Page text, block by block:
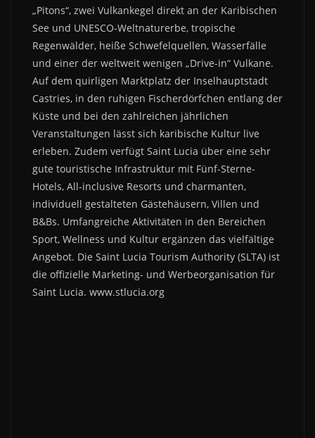
„Pitons“, zwei Vulkankegel direkt an der Karibischen
See und UNESCO-Weltnaturerbe, tropische
Regenwälder, heiße Schwefelquellen, Wasserfälle
und einer der weltweit wenigen „Drive-in“ Vulkane.
Auf dem quirligen Marktplatz der Inselhauptstadt
Castries, in den ruhigen Fischerdörfchen entlang der
Küste und bei den zahlreichen jährlichen
Veranstaltungen lässt sich karibische Kultur live
erleben. Zudem verfügt Saint Lucia über eine sehr
gute touristische Infrastruktur mit Fünf-Sterne-
Hotels, All-inclusive Resorts und charmanten,
individuell gestalteten Gästehäusern, Villen und
B&Bs. Umfangreiche Aktivitäten in den Bereichen
Sport, Wellness und Kultur ergänzen das vielfältige
Angebot. Die Saint Lucia Tourism Authority (SLTA) ist
die offizielle Marketing- und Werbeorganisation für
Saint Lucia. www.stlucia.org